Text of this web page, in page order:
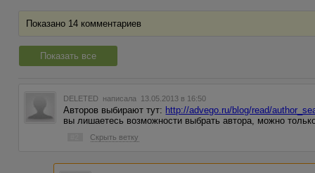
Показано 14 комментариев
Показать все
DELETED написала 13.05.2013 в 16:50
Авторов выбирают тут: http://advego.ru/blog/read/
вы лишаетесь возможности выбрать автора, можно
Скрыть ветку